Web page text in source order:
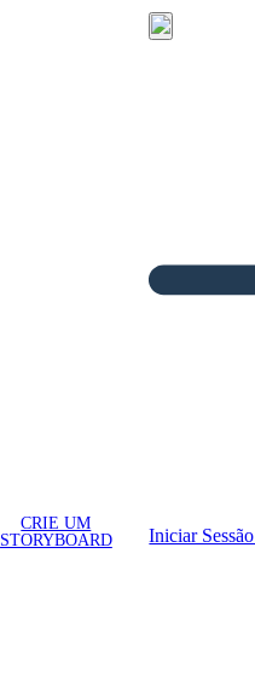
CRIE UM
STORYBOARD
Iniciar Sessão